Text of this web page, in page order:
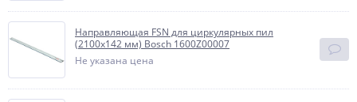
Направляющая FSN для циркулярных пил
(2100х142 мм) Bosch 1600Z00007
Не указана цена